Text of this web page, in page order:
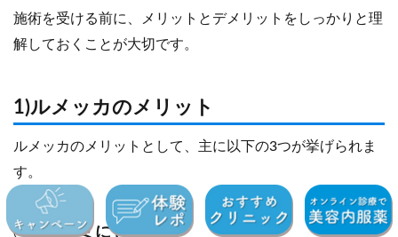
施術を受ける前に、メリットとデメリットをしっかりと理
解しておくことが大切です。
1)ルメッカのメリット
ルメッカのメリットとして、主に以下の3つが挙げられま
す。
①薄いシミにも有効